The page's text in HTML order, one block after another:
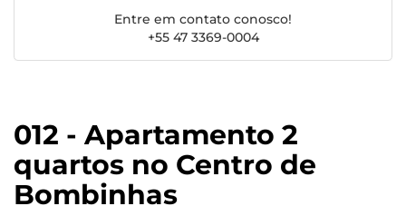
012 - Apartamento 2
quartos no Centro de
Bombinhas
Entre em contato conosco!
+55 47 3369-0004